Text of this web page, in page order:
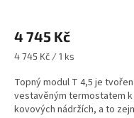
4 745 Kč
Měrná
4 745 Kč / 1 ks
Topný modul T 4,5 je
vestavěným termostatem
kovových nádržích, a to